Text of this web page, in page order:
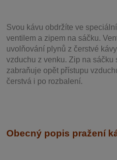
Svou kávu obdržíte ve
ventilem a zipem na sáčku.
uvolňování plynů z čerstvé
vzduchu z venku. Zip na sáčku
zabraňuje opět přístupu
čerstvá i po rozbalení.
Obecný popis pražení